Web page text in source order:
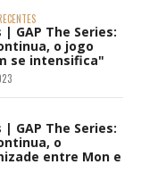
GAP The Series:
o jogo
se intensifica"
GAP The Series:
o
entre Mon e